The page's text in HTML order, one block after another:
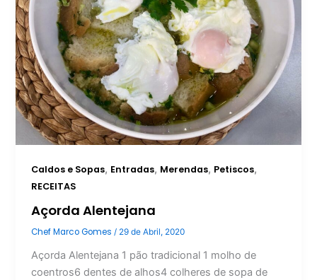
Caldos e Sopas, Entradas, Merendas, Petiscos,
RECEITAS
Açorda Alentejana
Chef Marco Gomes/ 29 de Abril, 2020
Açorda Alentejana 1 pão tradicional 1 molho de
coentros6 dentes de alhos4 colheres de sopa de